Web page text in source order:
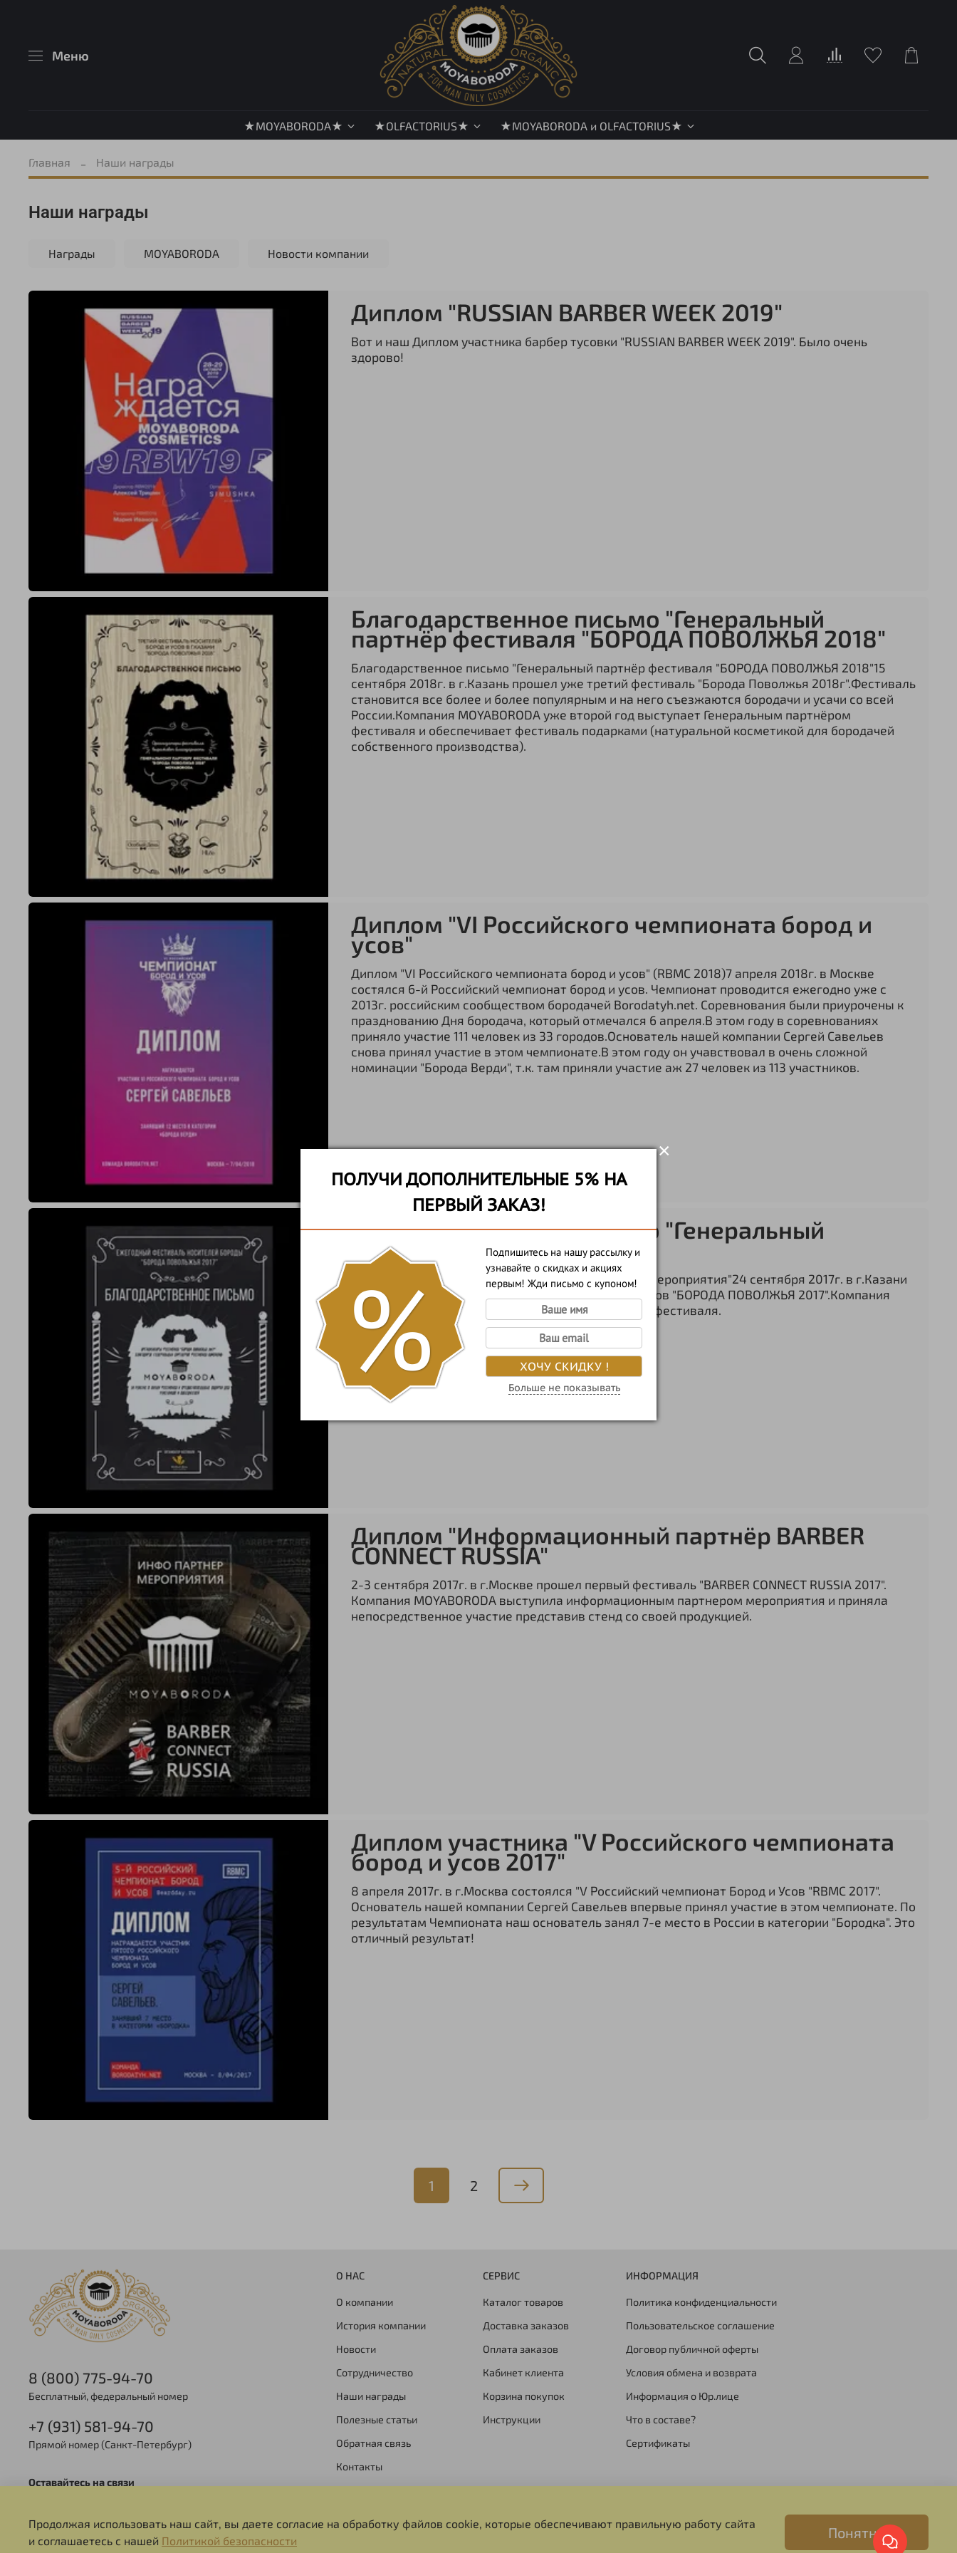
ПОЛУЧИ ДОПОЛНИТЕЛЬНЫЕ 5% НА
ПЕРВЫЙ ЗАКАЗ!
%
Подпишитесь на нашу рассылку и
узнавайте о скидках и акциях
первым! Жди письмо с купоном!
ХОЧУ СКИДКУ !
Больше не показывать
×
Меню
★MOYABORODA★ ★OLFACTORIUS★ ★MOYABORODA и OLFACTORIUS★
Главная Наши награды
Наши награды
Награды MOYABORODA Новости компании
Диплом "RUSSIAN BARBER WEEK 2019"
Вот и наш Диплом участника барбер тусовки "RUSSIAN BARBER WEEK 2019". Было очень
здорово!
Благодарственное письмо "Генеральный
партнёр фестиваля "БОРОДА ПОВОЛЖЬЯ 2018"
Благодарственное письмо "Генеральный партнёр фестиваля "БОРОДА ПОВОЛЖЬЯ 2018"15
сентября 2018г. в г.Казань прошел уже третий фестиваль "Борода Поволжья 2018г".Фестиваль
становится все более и более популярным и на него съезжаются бородачи и усачи со всей
России.Компания MOYABORODA уже второй год выступает Генеральным партнёром
фестиваля и обеспечивает фестиваль подарками (натуральной косметикой для бородачей
собственного производства).
Диплом "VI Российского чемпионата бород и
усов"
Диплом "VI Российского чемпионата бород и усов" (RBMC 2018)7 апреля 2018г. в Москве
состялся 6-й Российский чемпионат бород и усов. Чемпионат проводится ежегодно уже с
2013г. российским сообществом бородачей Borodatyh.net. Соревнования были приурочены к
празднованию Дня бородача, который отмечался 6 апреля.В этом году в соревнованиях
приняло участие 111 человек из 33 городов.Основатель нашей компании Сергей Савельев
снова принял участие в этом чемпионате.В этом году он учавствовал в очень сложной
номинации "Борода Верди", т.к. там приняли участие аж 27 человек из 113 участников.
Благодарственное письмо "Генеральный
партнёр мероприятия"
Благодарственное письмо "Генеральный партнёр мероприятия"24 сентября 2017г. в г.Казани
состоялся Второй фестиваль носителей Бород и Усов "БОРОДА ПОВОЛЖЬЯ 2017".Компания
MOYABORODA выступила Генеральным партнером фестиваля.
Диплом "Информационный партнёр BARBER
CONNECT RUSSIA"
2-3 сентября 2017г. в г.Москве прошел первый фестиваль "BARBER CONNECT RUSSIA 2017".
Компания MOYABORODA выступила информационным партнером мероприятия и приняла
непосредственное участие представив стенд со своей продукцией.
Диплом участника "V Российского чемпионата
бород и усов 2017"
8 апреля 2017г. в г.Москва состоялся "V Российский чемпионат Бород и Усов "RBMC 2017".
Основатель нашей компании Сергей Савельев впервые принял участие в этом чемпионате. По
результатам Чемпионата наш основатель занял 7-е место в России в категории "Бородка". Это
отличный результат!
1 2
О НАС
О компании
История компании
Новости
Сотрудничество
Наши награды
Полезные статьи
Обратная связь
Контакты
Вакансии
СЕРВИС
Каталог товаров
Доставка заказов
Оплата заказов
Кабинет клиента
Корзина покупок
Инструкции
ИНФОРМАЦИЯ
Политика конфиденциальности
Пользовательское соглашение
Договор публичной оферты
Условия обмена и возврата
Информация о Юр.лице
Что в составе?
Сертификаты
8 (800) 775-94-70
Бесплатный, федеральный номер
+7 (931) 581-94-70
Прямой номер (Санкт-Петербург)
Оставайтесь на связи
Продолжая использовать наш сайт, вы даете согласие на обработку файлов cookie, которые обеспечивают правильную работу сайта
и соглашаетесь с нашей Политикой безопасности Понятно